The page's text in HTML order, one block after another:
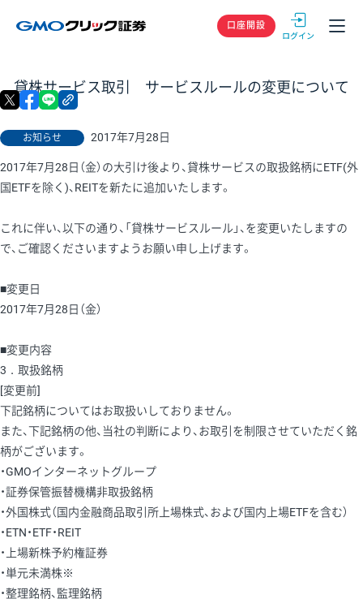
GMOクリック
口座開設
貸株サービス取引 サービスルールの変更について
お知らせ 2017年7月28日
X facebook
2017年7月28日（金）の大引け後より、貸株サービスの取扱銘柄にETF(外
国ETFを除く)、REITを新たに追加いたします。
これに伴い、以下の通り、「貸株サービスルール」、を変更いたしますの
で、ご確認くださいますようお願い申し上げます。
■変更日
2017年7月28日（金）
■変更内容
3．取扱銘柄
[変更前]
下記銘柄についてはお取扱いしておりません。
また、下記銘柄の他、当社の判断により、お取引を制限させていただく銘
柄がございます。
・GMOインターネットグループ
・証券保管振替機構非取扱銘柄
・外国株式（国内金融商品取引所上場株式、および国内上場ETFを含む）
・ETN・ETF・REIT
・上場新株予約権証券
・単元未満株※
・整理銘柄、監理銘柄